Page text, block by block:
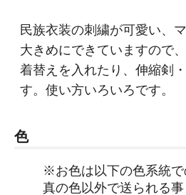
民族衣装の刺繍が可愛い、
大きめにできていますので
着替えを入れたり、伸縮剣
す。使い方いろいろです。
色
※お色は以下の色系統
真の色以外で送られる事